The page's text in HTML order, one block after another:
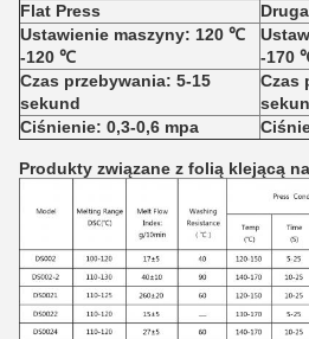
Flat Press
Ustawienie maszyny: 120 ℃
-120 ℃
-170
Czas przebywania: 5-15
sekund
Czas
Ciśnienie: 0,3-0,6 mpa
Produkty związane z folią klejącą